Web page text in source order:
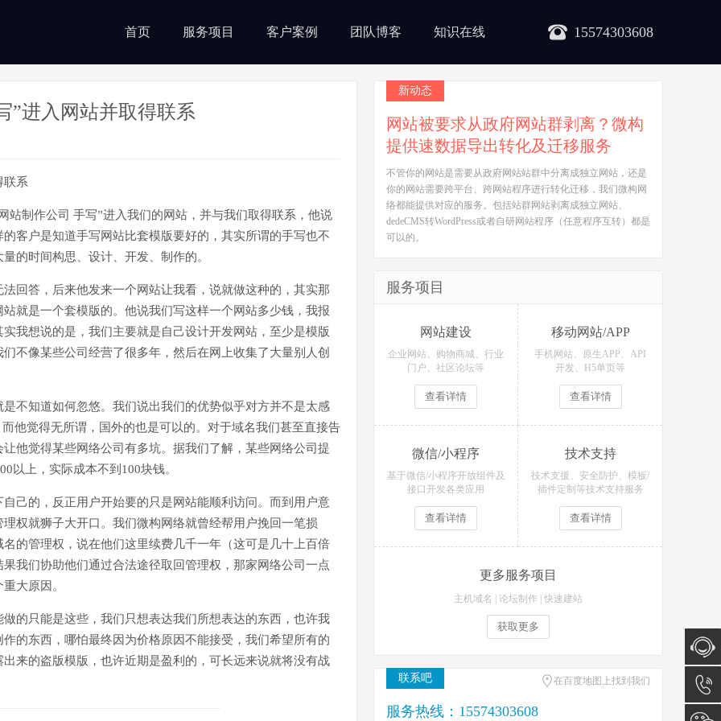
15574303608
首页 服务项目 客户案例 团队博客 知识在线
”进入网站并取得联系
站制作公司 手写”进入我们的网站，并与我们取得联系，他说
客户是知道手写网站比套模版要好的，其实所谓的手写也不
的时间构思、设计、开发、制作的。
回答，后来他发来一个网站让我看，说就做这种的，其实那
就是一个套模版的。他说我们写这样一个网站多少钱，我报
我想说的是，我们主要就是自己设计开发网站，至少是模版
不像某些公司经营了很多年，然后在网上收集了大量别人创
不知道如何忽悠。我们说出我们的优势似乎对方并不是太感
他觉得无所谓，国外的也是可以的。对于域名我们甚至直接告
他觉得某些网络公司有多坑。据我们了解，某些网络公司提
以上，实际成本不到100块钱。
己的，反正用户开始要的只是网站能顺利访问。而到用户意
权就狮子大开口。我们微构网络就曾经帮用户挽回一笔损
的管理权，说在他们这里续费几千一年（这可是几十上百倍
我们协助他们通过合法途径取回管理权，那家网络公司一点
大原因。
的只能是这些，我们只想表达我们所想表达的东西，也许我
的东西，哪怕最终因为价格原因不能接受，我们希望所有的
来的盗版模版，也许近期是盈利的，可长远来说就将没有战
新动态
网站被要求从政府网站群剥离？微构
提供速数据导出转化及迁移服务
不管你的网站是需要从政府网站站群中分离成独立网站，还是
你的网站需要跨平台、跨网站程序进行转化迁移，我们微构网
络都能提供对应的服务。包括站群网站剥离成独立网站、
dedeCMS转WordPress或者自研网站程序（任意程序互转）都是
可以的。
服务项目
网站建设
企业网站、购物商城、行业
门户、社区论坛等
查看详情
移动网站/APP
手机网站、原生APP、API
开发、H5单页等
查看详情
微信/小程序
基于微信/小程序开放组件及
接口开发各类应用
查看详情
技术支持
技术支援、安全防护、模板/
插件定制等技术支持服务
查看详情
更多服务项目
主机域名 论坛制作 快速建站
获取更多
联系吧 在百度地图上找到我们
服务热线：15574303608
在线咨
询